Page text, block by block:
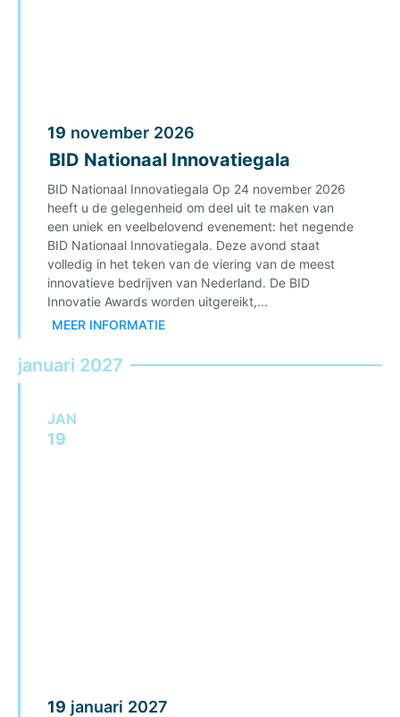
19 november 2026
BID Nationaal Innovatiegala
BID Nationaal Innovatiegala Op 24 november 2026
heeft u de gelegenheid om deel uit te maken van
een uniek en veelbelovend evenement: het negende
BID Nationaal Innovatiegala. Deze avond staat
volledig in het teken van de viering van de meest
innovatieve bedrijven van Nederland. De BID
Innovatie Awards worden uitgereikt,...
MEER INFORMATIE
januari 2027
JAN
19
19 januari 2027